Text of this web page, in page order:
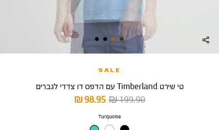
SALE
טי שירט Timberland עם הדפס דו צדדי לגברים
מחיר
מוצר
98.95 ₪
מחיר
199.90 ₪
צבע
Turquoise